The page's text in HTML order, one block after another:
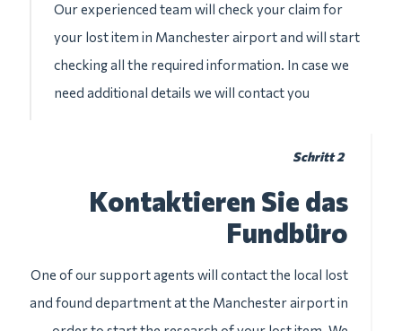
Our experienced team will check your claim for
your lost item in Manchester airport and will start
checking all the required information. In case we
need additional details we will contact you
Schritt 2
Kontaktieren Sie das
Fundbüro
One of our support agents will contact the local lost
and found department at the Manchester airport in